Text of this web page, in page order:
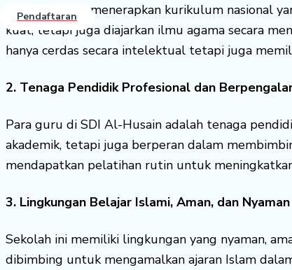
Pendaftaran
SDI Al-Husain menerapkan kurikulum nasional
kuat, tetapi juga diajarkan ilmu agama secara
hanya cerdas secara intelektual tetapi juga
2. Tenaga Pendidik Profesional dan
Para guru di SDI Al-Husain adalah tenaga
akademik, tetapi juga berperan dalam
mendapatkan pelatihan rutin untuk
3. Lingkungan Belajar Islami, Aman, dan Nyaman
Sekolah ini memiliki lingkungan yang nyaman,
dibimbing untuk mengamalkan ajaran Islam